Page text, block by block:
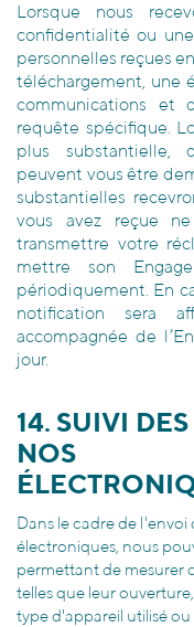
Lorsque nous
confidentialité ou
personnelles reçues
téléchargement, une
communications et
requête spécifique.
plus substantielle,
peuvent vous être
substantielles
vous avez reçue
transmettre votre
mettre son
périodiquement. En
notification sera
accompagnée de
jour.
14. SUIVI
NOS
Dans le cadre de
électroniques, nous
permettant de mesurer
telles que leur
type d'appareil utilisé